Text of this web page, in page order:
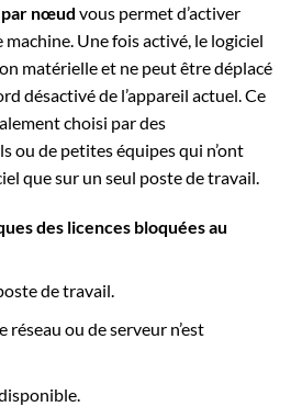
nœud vous permet d’activer
Une fois activé, le logiciel
matérielle et ne peut être déplacé
désactivé de l’appareil actuel. Ce
choisi par des
ou de petites équipes qui n’ont
que sur un seul poste de travail.
des licences bloquées au
de travail.
ou de serveur n’est